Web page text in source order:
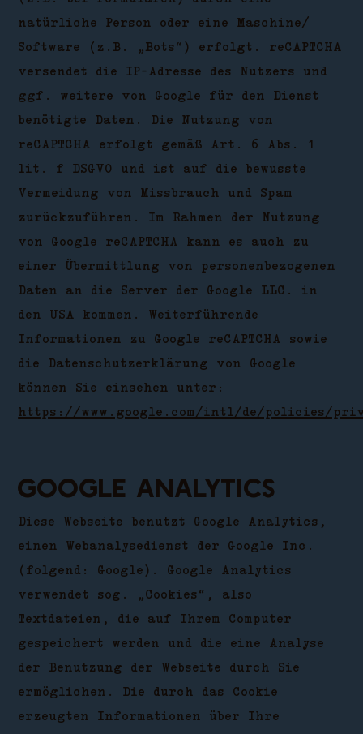
natürliche Person oder eine Maschine/
Software (z.B. „Bots“) erfolgt. reCAPTCHA
versendet die IP-Adresse des Nutzers und
ggf. weitere von Google für den Dienst
benötigte Daten. Die Nutzung von
reCAPTCHA erfolgt gemäß Art. 6 Abs. 1
lit. f DSGVO und ist auf die bewusste
Vermeidung von Missbrauch und Spam
zurückzuführen. Im Rahmen der Nutzung
von Google reCAPTCHA kann es auch zu
einer Übermittlung von personenbezogenen
Daten an die Server der Google LLC. in
den USA kommen. Weiterführende
Informationen zu Google reCAPTCHA sowie
die Datenschutzerklärung von Google
können Sie einsehen unter:
https://www.google.com/intl/de/policies/
Google Analytics
Diese Webseite benutzt Google Analytics,
einen Webanalysedienst der Google Inc.
(folgend: Google). Google Analytics
verwendet sog. „Cookies“, also
Textdateien, die auf Ihrem Computer
gespeichert werden und die eine Analyse
der Benutzung der Webseite durch Sie
ermöglichen. Die durch das Cookie
erzeugten Informationen über Ihre